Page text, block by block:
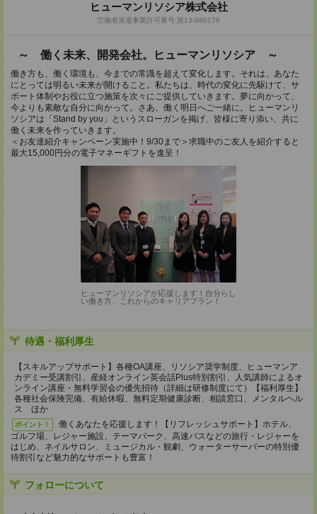
ヒューマンリソシア株式会社
労働者派遣事業許可番号:派13-080176
～ 働く未来、開発会社。ヒューマンリソシア ～
働き方も、働く環境も、今までの常識を超えて変化します。それは、あなた
にとっては明るい未来が開けること。私たちは、時代の変化に先駆けて、サ
ポート体制やお役に立つ施策を次々にご提供していきます。夢に向かって、
今よりも素敵な自分に向かって。さあ、働く明日へご一緒に。ヒューマンリ
ソシアは「Stand by you」というスローガンを掲げ、皆様に寄り添い、共に
働く未来を作っていきます。
＜お友達紹介キャンペーン実施中！9/30まで＞求職中のご友人を紹介すると
最大15,000円分の電子マネーギフトを進呈！
ヒューマンリソシアが応援します！自分らし
い働き方、これからのキャリアプラン！
待遇・福利厚生
【スキルアップサポート】各種OA講座、リソシア奨学制度、ヒューマンア
カデミー受講割引、産経オンライン英会話Plus特別割引、人気講師によるオ
ンライン講座・無料学習会の優先招待（詳細は研修制度にて）【福利厚生】
各種社会保険完備、有給休暇、無料定期健康診断、相談窓口、メンタルヘル
ス ほか
ポイント！
働くあなたを応援します！【リフレッシュサポート】ホテル、
ゴルフ場、レジャー施設、テーマパーク、高速バスなどの旅行・レジャーを
はじめ、ネイルサロン、ミュージカル・観劇、ウォーターサーバーの特別優
待割引など魅力的なサポートも豊富！
フォローについて